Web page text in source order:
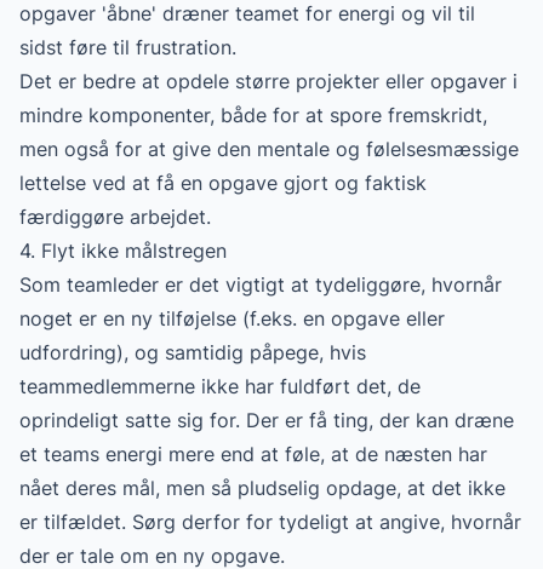
opgaver 'åbne' dræner teamet for energi og vil til
sidst føre til frustration.
Det er bedre at opdele større projekter eller opgaver i
mindre komponenter, både for at spore fremskridt,
men også for at give den mentale og følelsesmæssige
lettelse ved at få en opgave gjort og faktisk
færdiggøre arbejdet.
4. Flyt ikke målstregen
Som teamleder er det vigtigt at tydeliggøre, hvornår
noget er en ny tilføjelse (f.eks. en opgave eller
udfordring), og samtidig påpege, hvis
teammedlemmerne ikke har fuldført det, de
oprindeligt satte sig for. Der er få ting, der kan dræne
et teams energi mere end at føle, at de næsten har
nået deres mål, men så pludselig opdage, at det ikke
er tilfældet. Sørg derfor for tydeligt at angive, hvornår
der er tale om en ny opgave.